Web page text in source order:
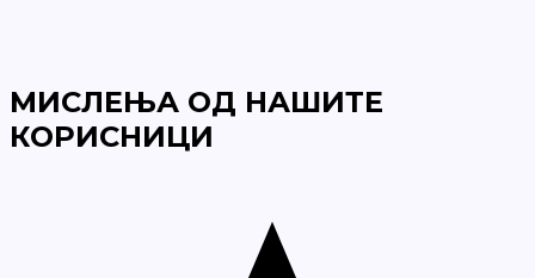
МИСЛЕЊА ОД НАШИТЕ
КОРИСНИЦИ